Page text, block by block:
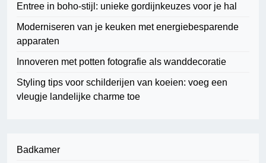
Entree in boho-stijl: unieke gordijnkeuzes voor je hal
Moderniseren van je keuken met energiebesparende
apparaten
Innoveren met potten fotografie als wanddecoratie
Styling tips voor schilderijen van koeien: voeg een
vleugje landelijke charme toe
Badkamer